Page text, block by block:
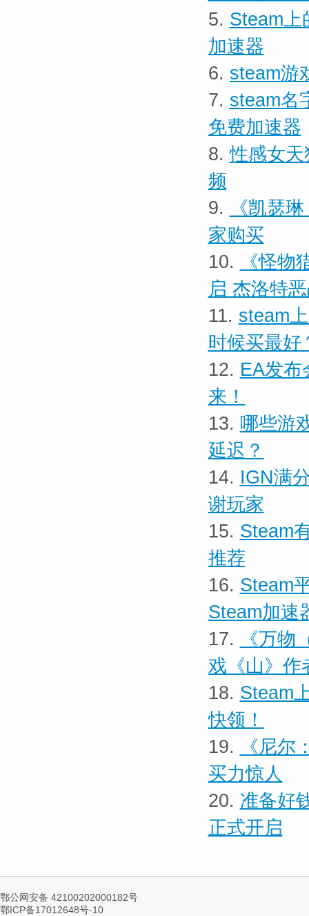
5. Steam上
加速器
6. steam游
7. steam名
免费加速器
8.性感女
频
9.
《凯瑟
家购买
10.
《怪
启 杰洛特
11. steam
时候买最好
12. EA发布
来！
13. 哪些游
延迟？
14. IGN满
谢玩家
15. Steam
推荐
16. Steam
Steam加速
17.
《万
戏《山》作
18. Steam
快领！
19.
《尼
买力惊人
20. 准备好
正式开启
鄂公网安备 42100202000182号
鄂ICP备17012648号-10